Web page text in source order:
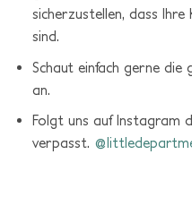
sicherzustellen, dass
sind.
Schaut einfach gerne die
an.
Folgt uns auf Instagram
verpasst.